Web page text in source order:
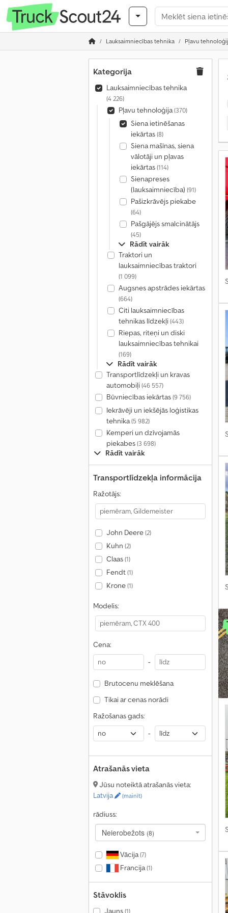
Lauksaimniecības tehnika Pļavu
Kategorija
Lauksaimniecības tehnika
(4 226)
Pļavu tehnoloģija(370)
Siena ietinēšanas
iekārtas(8)
Siena mašīnas, siena
vālotāji un pļavas
iekārtas(114)
Sienapreses
(lauksaimniecība) (91)
Pašizkrāvējs piekabe
(64)
Pašgājējs smalcinātājs
(45)
Rādīt vairāk
Traktori un
lauksaimniecības traktori
(1 099)
Augsnes apstrādes iekārtas
(664)
Citi lauksaimniecības
tehnikas līdzekļi(443)
Riepas, riteņi un diski
lauksaimniecības tehnikai
(169)
Rādīt vairāk
Transportlīdzekļi un kravas
automobiļi(46 557)
Būvniecības iekārtas(9 756)
Iekrāvēji un iekšējās loģistikas
tehnika(5 982)
Kemperi un dzīvojamās
piekabes(3 698)
Rādīt vairāk
Transportlīdzekļa informācija
Ražotājs:
John Deere(2)
Kuhn (2)
Claas(1)
Fendt(1)
Krone(1)
Modelis:
Cena:
-
Brutocenu meklēšana
Tikai ar cenas norādi
Ražošanas gads:
-
Atrašanās vieta
Jūsu noteiktā atrašanās vieta:
Latvija
(mainīt)
rādiuss:
Neierobežots (8)
Vācija(7)
Francija(1)
Stāvoklis
Jauns(1)